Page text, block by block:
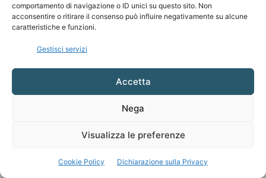
comportamento di navigazione o ID unici su questo sito. Non
acconsentire o ritirare il consenso può influire negativamente su alcune
caratteristiche e funzioni.
Gestisci servizi
Accetta
Nega
Visualizza le preferenze
Cookie Policy Dichiarazione sulla Privacy